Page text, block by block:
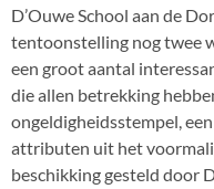
D’Ouwe School aan de
tentoonstelling nog twee
een groot aantal
die allen betrekking
ongeldigheidsstempel,
attributen uit het
beschikking gesteld door